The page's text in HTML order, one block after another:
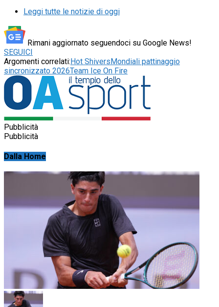
Leggi tutte le notizie di oggi
Rimani aggiornato seguendoci su Google News!
SEGUICI
Argomenti correlati: Hot Shivers Mondiali pattinaggio
sincronizzato 2026Team Ice On Fire
Pubblicità
Pubblicità
Dalla Home